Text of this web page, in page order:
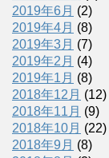
2019年6月 (2)
2019年4月 (8)
2019年3月 (7)
2019年2月 (4)
2019年1月 (8)
2018年12月 (12)
2018年11月 (9)
2018年10月 (22)
2018年9月 (8)